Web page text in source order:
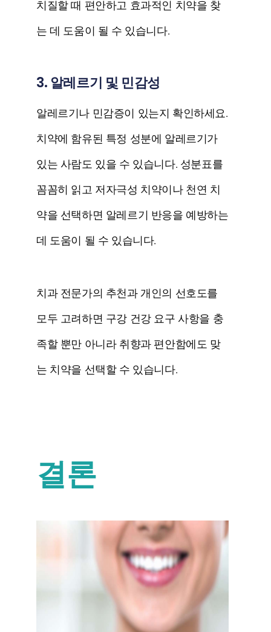
치질할 때 편안하고 효과적인 치약을 찾
는 데 도움이 될 수 있습니다.
3. 알레르기 및 민감성
알레르기나 민감증이 있는지 확인하세요.
치약에 함유된 특정 성분에 알레르기가
있는 사람도 있을 수 있습니다. 성분표를
꼼꼼히 읽고 저자극성 치약이나 천연 치
약을 선택하면 알레르기 반응을 예방하는
데 도움이 될 수 있습니다.
치과 전문가의 추천과 개인의 선호도를
모두 고려하면 구강 건강 요구 사항을 충
족할 뿐만 아니라 취향과 편안함에도 맞
는 치약을 선택할 수 있습니다.
결론